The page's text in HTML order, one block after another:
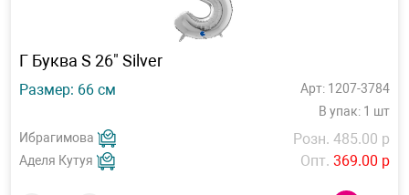
Г Буква S 26" Silver
Размер: 66 см
Арт: 1207-3784
В упак: 1 шт
Ибрагимова
Аделя Кутуя
Розн. 485.00 р
Опт. 369.00 р